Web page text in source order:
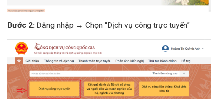
Bước 2: Đăng nhập → Chọn “Dịch vụ công trực tuyến”